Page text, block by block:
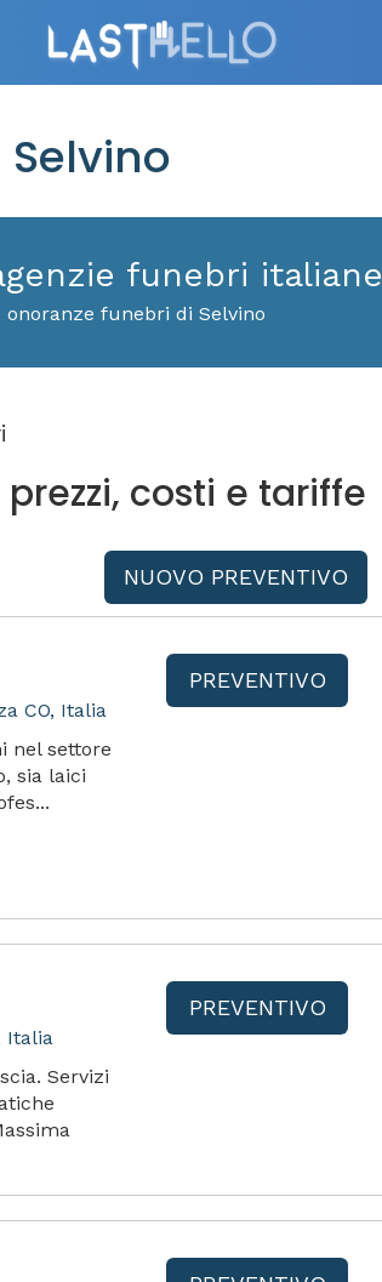
funebri italiane
funebri di Selvino
costi e tariffe
NUOVO PREVENTIVO
CO, Italia
nel settore
sia laici
PREVENTIVO
Italia
Servizi
PREVENTIVO